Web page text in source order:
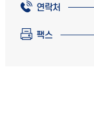
연락처
팩스